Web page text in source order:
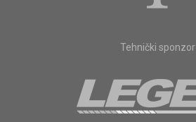
Tehnički sponzor